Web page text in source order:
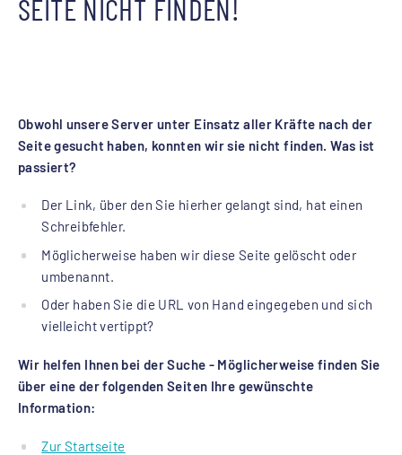
SEITE NICHT FINDEN!
Obwohl unsere Server unter Einsatz aller Kräfte nach der
Seite gesucht haben, konnten wir sie nicht finden. Was ist
passiert?
Der Link, über den Sie hierher gelangt sind, hat einen
Schreibfehler.
Möglicherweise haben wir diese Seite gelöscht oder
umbenannt.
Oder haben Sie die URL von Hand eingegeben und sich
vielleicht vertippt?
Wir helfen Ihnen bei der Suche - Möglicherweise finden Sie
über eine der folgenden Seiten Ihre gewünschte
Information:
Zur Startseite